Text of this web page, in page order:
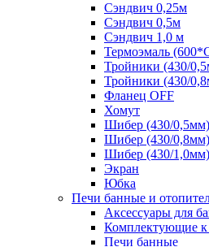
Сэндвич 0,25м
Сэндвич 0,5м
Сэндвич 1,0 м
Термоэмаль
Тройники (430/
Тройники (430/
Фланец OFF
Хомут
Шибер (430/0,5мм)
Шибер (430/0,8мм)
Шибер (430/1,0мм)
Экран
Юбка
Печи банные и
Аксессуары для
Комплектующие
Печи банные